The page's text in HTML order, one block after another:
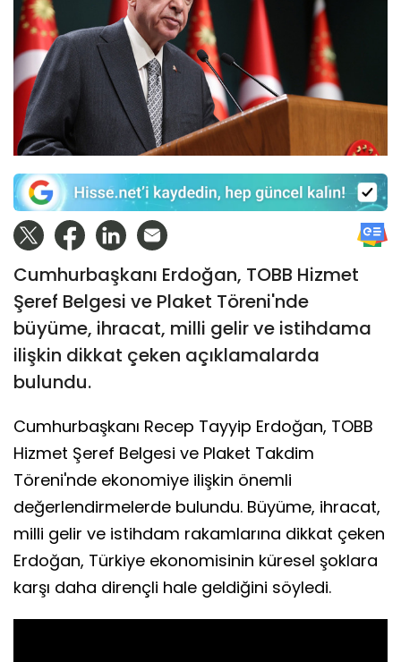
Cumhurbaşkanı Erdoğan, TOBB Hizmet
Şeref Belgesi ve Plaket Töreni'nde
büyüme, ihracat, milli gelir ve istihdama
ilişkin dikkat çeken açıklamalarda
bulundu.
Cumhurbaşkanı Recep Tayyip Erdoğan, TOBB
Hizmet Şeref Belgesi ve Plaket Takdim
Töreni'nde ekonomiye ilişkin önemli
değerlendirmelerde bulundu. Büyüme, ihracat,
milli gelir ve istihdam rakamlarına dikkat çeken
Erdoğan, Türkiye ekonomisinin küresel şoklara
karşı daha dirençli hale geldiğini söyledi.